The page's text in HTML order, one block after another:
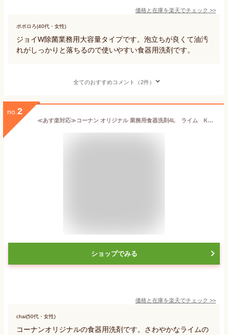
価格と在庫を楽天でチェック >>
ポポロろ(40代・女性)
ジョイW除菌業務用大容量タイプです。泡立ちが良くて油汚
れがしっかりと落ちるので使いやすい食器用洗剤です。
全てのおすすめコメント（2件）
no. 2
≪あす楽対応≫コーナン オリジナル 業務用食器洗剤4L ライム KOT15−0520
ショップでみる
価格と在庫を楽天でチェック >>
chai(50代・女性)
コーナンオリジナルの食器用洗剤です。さわやかなライムの